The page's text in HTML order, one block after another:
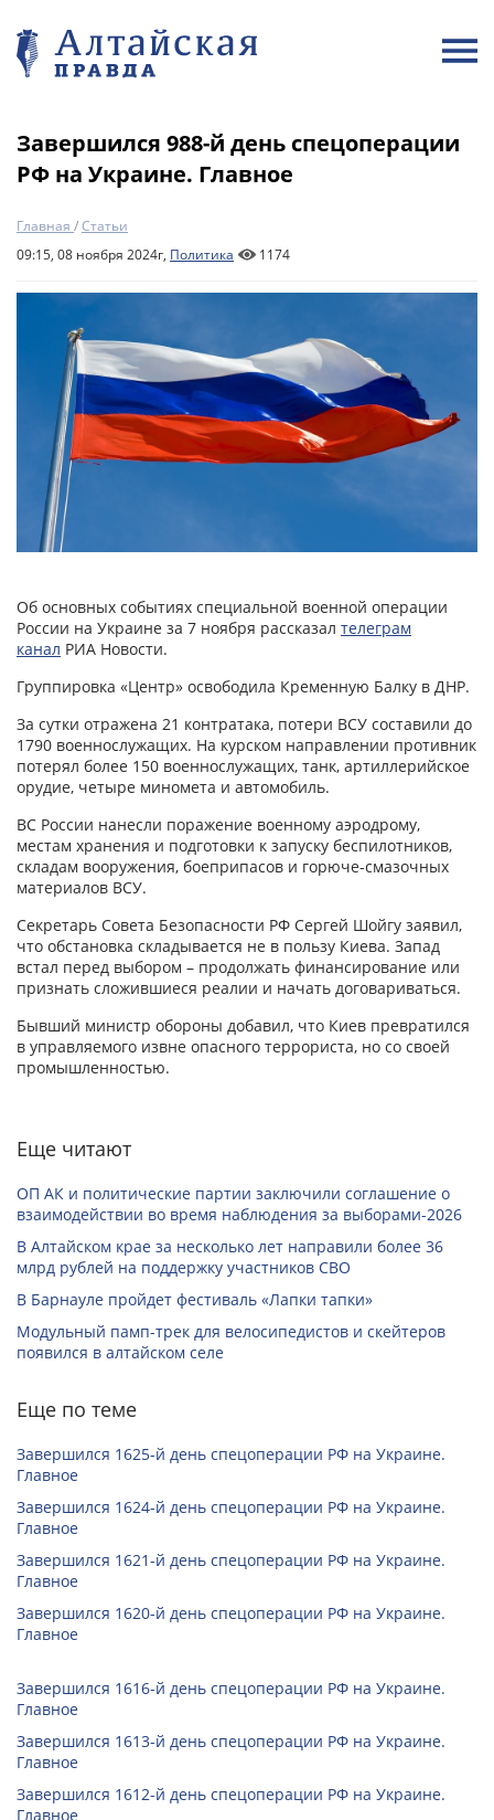
Завершился 988-й день спецоперации
РФ на Украине. Главное
Главная /Статьи
09:15, 08 ноября 2024г, Политика 1174
Об основных событиях специальной военной операции
России на Украине за 7 ноября рассказал телеграм
канал РИА Новости.
Группировка «Центр» освободила Кременную Балку в ДНР.
За сутки отражена 21 контратака, потери ВСУ составили до
1790 военнослужащих. На курском направлении противник
потерял более 150 военнослужащих, танк, артиллерийское
орудие, четыре миномета и автомобиль.
ВС России нанесли поражение военному аэродрому,
местам хранения и подготовки к запуску беспилотников,
складам вооружения, боеприпасов и горюче-смазочных
материалов ВСУ.
Секретарь Совета Безопасности РФ Сергей Шойгу заявил,
что обстановка складывается не в пользу Киева. Запад
встал перед выбором – продолжать финансирование или
признать сложившиеся реалии и начать договариваться.
Бывший министр обороны добавил, что Киев превратился
в управляемого извне опасного террориста, но со своей
промышленностью.
Еще читают
ОП АК и политические партии заключили соглашение о
взаимодействии во время наблюдения за выборами-2026
В Алтайском крае за несколько лет направили более 36
млрд рублей на поддержку участников СВО
В Барнауле пройдет фестиваль «Лапки тапки»
Модульный памп-трек для велосипедистов и скейтеров
появился в алтайском селе
Еще по теме
Завершился 1625-й день спецоперации РФ на Украине.
Главное
Завершился 1624-й день спецоперации РФ на Украине.
Главное
Завершился 1621-й день спецоперации РФ на Украине.
Главное
Завершился 1620-й день спецоперации РФ на Украине.
Главное
Завершился 1616-й день спецоперации РФ на Украине.
Главное
Завершился 1613-й день спецоперации РФ на Украине.
Главное
Завершился 1612-й день спецоперации РФ на Украине.
Главное